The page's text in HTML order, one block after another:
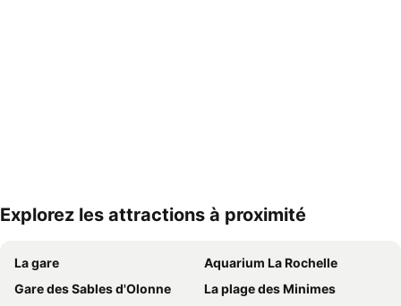
Explorez les attractions à proximité
La gare
Aquarium La Rochelle
Gare des Sables d'Olonne
La plage des Minimes